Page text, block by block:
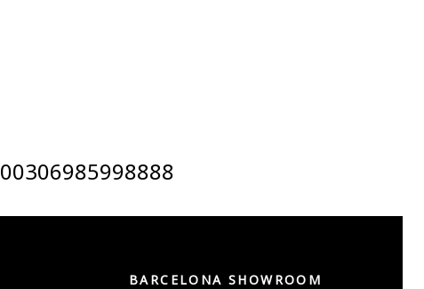
00306985998888
BARCELONA SHOWROOM